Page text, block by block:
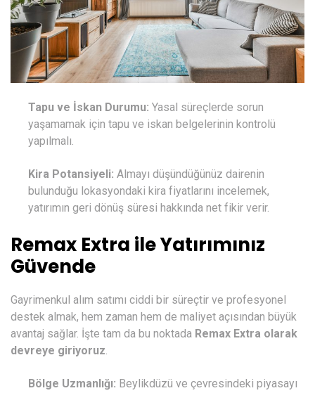
Tapu ve İskan Durumu: Yasal süreçlerde sorun
yaşamamak için tapu ve iskan belgelerinin kontrolü
yapılmalı.
Kira Potansiyeli: Almayı düşündüğünüz dairenin
bulunduğu lokasyondaki kira fiyatlarını incelemek,
yatırımın geri dönüş süresi hakkında net fikir verir.
Remax Extra ile Yatırımınız
Güvende
Gayrimenkul alım satımı ciddi bir süreçtir ve profesyonel
destek almak, hem zaman hem de maliyet açısından büyük
avantaj sağlar. İşte tam da bu noktada Remax Extra olarak
devreye giriyoruz.
Bölge Uzmanlığı: Beylikdüzü ve çevresindeki piyasayı